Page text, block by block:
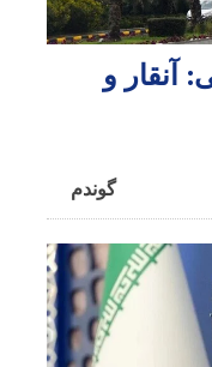
آنقار و
گوندم